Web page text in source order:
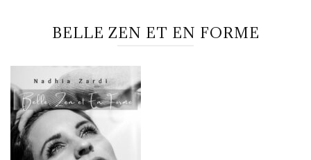
BELLE ZEN ET EN FORME